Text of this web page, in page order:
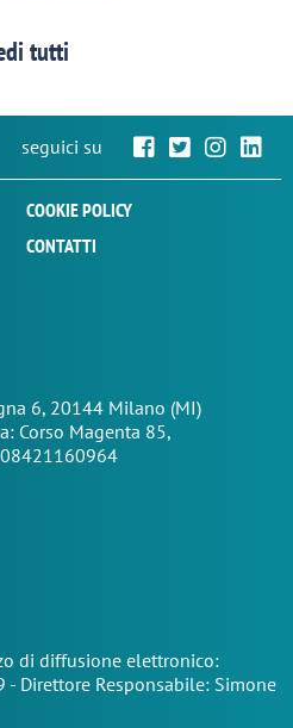
tutti
seguici su
COOKIE POLICY
CONTATTI
6, 20144 Milano (MI)
Corso Magenta 85,
08421160964
di diffusione elettronico:
Direttore Responsabile: Simone